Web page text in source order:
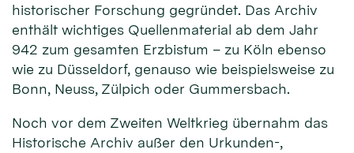
historischer Forschung gegründet. Das Archiv
enthält wichtiges Quellenmaterial ab dem Jahr
942 zum gesamten Erzbistum – zu Köln ebenso
wie zu Düsseldorf, genauso wie beispielsweise zu
Bonn, Neuss, Zülpich oder Gummersbach.
Noch vor dem Zweiten Weltkrieg übernahm das
Historische Archiv außer den Urkunden-,